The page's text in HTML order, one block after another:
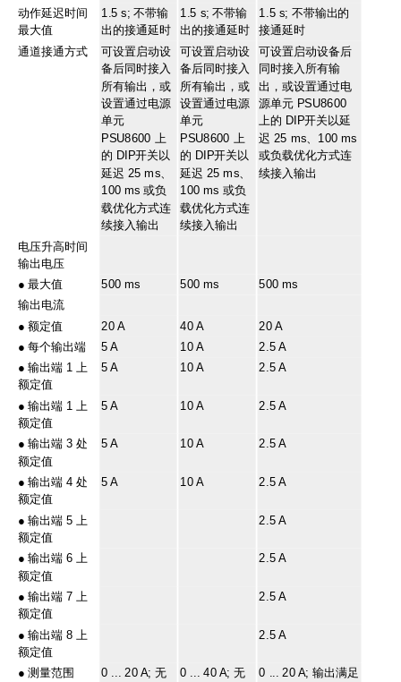
动作延迟时间
最大值
1.5 s; 不带输
出的接通延时
1.5 s; 不带输
出的接通延时
1.5 s; 不带输出的
接通延时
通道接通方式
可设置启动设
备后同时接入
所有输出，或
设置通过电源
单元
PSU8600 上
的 DIP开关以
延迟 25 ms、
100 ms 或负
载优化方式连
续接入输出
可设置启动设
备后同时接入
所有输出，或
设置通过电源
单元
PSU8600 上
的 DIP开关以
延迟 25 ms、
100 ms 或负
载优化方式连
续接入输出
可设置启动设备后
同时接入所有输
出，或设置通过电
源单元 PSU8600
上的 DIP开关以延
迟 25 ms、100 ms
或负载优化方式连
续接入输出
电压升高时间
输出电压
●最大值 500 ms 500 ms
500 ms
输出电流
●额定值 20 A 40 A
20 A
●每个输出端 5 A 10 A
2.5 A
●输出端 1 上
额定值
5 A 10 A 2.5 A
●输出端 1 上
额定值
5 A 10 A 2.5 A
●输出端 3 处
额定值
5 A 10 A 2.5 A
●输出端 4 处
额定值
5 A 10 A 2.5 A
●输出端 5 上
额定值
2.5 A
●输出端 6 上
额定值
2.5 A
●输出端 7 上
额定值
2.5 A
●输出端 8 上
额定值
2.5 A
●测量范围 0 ... 20 A; 无 0 ... 40 A; 无 0 ... 20 A; 输出满足